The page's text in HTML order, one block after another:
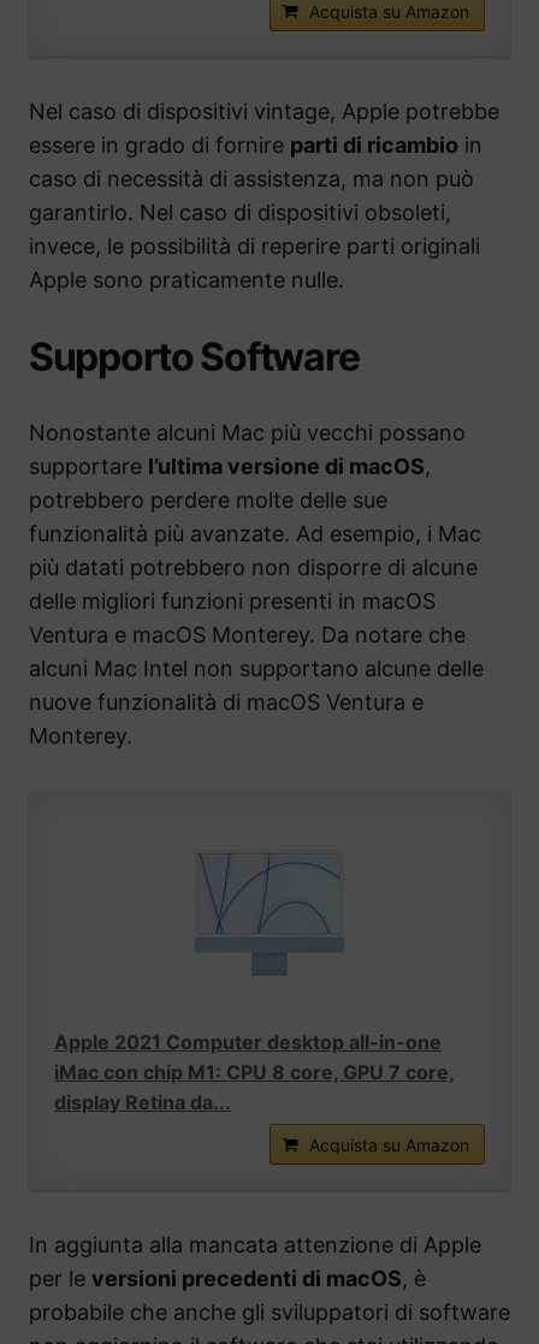
Acquista su Amazon
Nel caso di dispositivi vintage, Apple potrebbe
essere in grado di fornire parti di ricambio in
caso di necessità di assistenza, ma non può
garantirlo. Nel caso di dispositivi obsoleti,
invece, le possibilità di reperire parti originali
Apple sono praticamente nulle.
Supporto Software
Nonostante alcuni Mac più vecchi possano
supportare l’ultima versione di macOS,
potrebbero perdere molte delle sue
funzionalità più avanzate. Ad esempio, i Mac
più datati potrebbero non disporre di alcune
delle migliori funzioni presenti in macOS
Ventura e macOS Monterey. Da notare che
alcuni Mac Intel non supportano alcune delle
nuove funzionalità di macOS Ventura e
Monterey.
Apple 2021 Computer desktop all-in-one
iMac con chip M1: CPU 8 core, GPU 7 core,
display Retina da...
Acquista su Amazon
In aggiunta alla mancata attenzione di Apple
per le versioni precedenti di macOS, è
probabile che anche gli sviluppatori di software